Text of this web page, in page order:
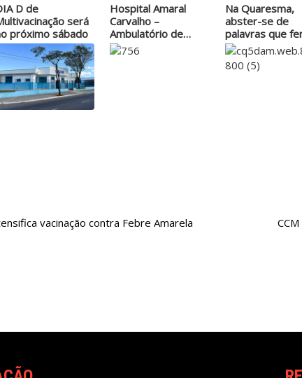
D de
será
próximo sábado
Hospital Amaral
Carvalho –
Ambulatório de…
Na Quaresma,
abster-se de
palavras que
o próximo
vacinação contra Febre Amarela